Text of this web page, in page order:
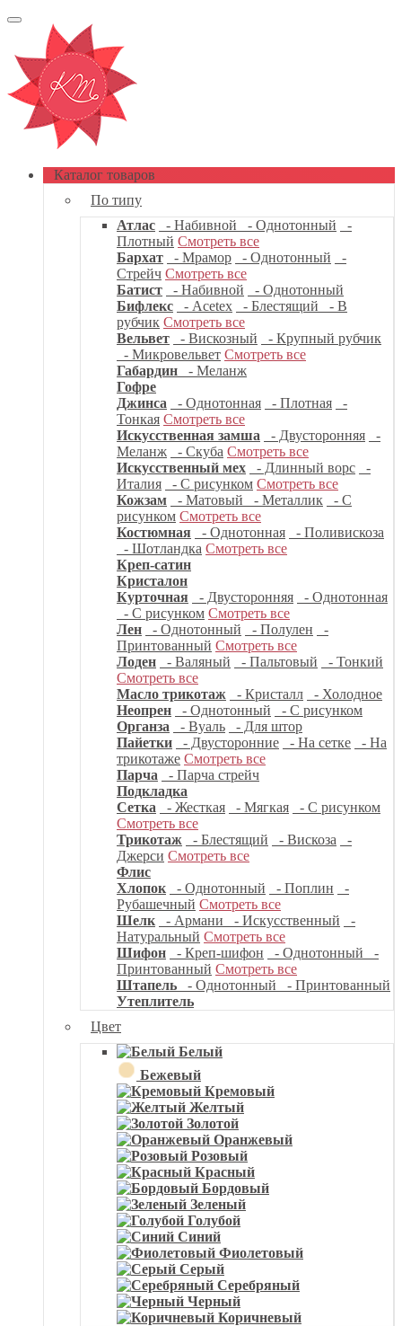
Каталог товаров
По типу
Атлас
- Набивной - Однотонный
-
Плотный Смотреть все
Бархат
- Мрамор - Однотонный
-
Стрейч Смотреть все
Батист
- Набивной
- Однотонный
Бифлекс
- Acetex - Блестящий
- В
рубчик Смотреть все
Вельвет
- Вискозный
- Крупный рубчик
- Микровельвет Смотреть все
Габардин
- Меланж
Гофре
Джинса
- Однотонная - Плотная
-
Тонкая Смотреть все
Искусственная замша
- Двусторонняя
-
Меланж
- Скуба Смотреть все
Искусственный мех
- Длинный ворс
-
Италия
- С рисунком Смотреть все
Кожзам
- Матовый - Металлик
- С
рисунком Смотреть все
Костюмная
- Однотонная
- Поливискоза
- Шотландка Смотреть все
Креп-сатин
Кристалон
Курточная
- Двусторонняя
- Однотонная
- С рисунком Смотреть все
Лен
- Однотонный - Полулен
-
Принтованный Смотреть все
Лоден
- Валяный - Пальтовый
- Тонкий
Смотреть все
Масло трикотаж
- Кристалл
- Холодное
Неопрен
- Однотонный
- С рисунком
Органза
- Вуаль
- Для штор
Пайетки
- Двусторонние - На сетке
- На
трикотаже Смотреть все
Парча
- Парча стрейч
Подкладка
Сетка
- Жесткая - Мягкая
- С рисунком
Смотреть все
Трикотаж
- Блестящий - Вискоза
-
Джерси Смотреть все
Флис
Хлопок
- Однотонный - Поплин
-
Рубашечный Смотреть все
Шелк
- Армани - Искусственный
-
Натуральный Смотреть все
Шифон
- Креп-шифон - Однотонный
-
Принтованный Смотреть все
Штапель
- Однотонный
- Принтованный
Утеплитель
Цвет
Белый
Бежевый
Кремовый
Желтый
Золотой
Оранжевый
Розовый
Красный
Бордовый
Зеленый
Голубой
Синий
Фиолетовый
Серый
Серебряный
Черный
Коричневый